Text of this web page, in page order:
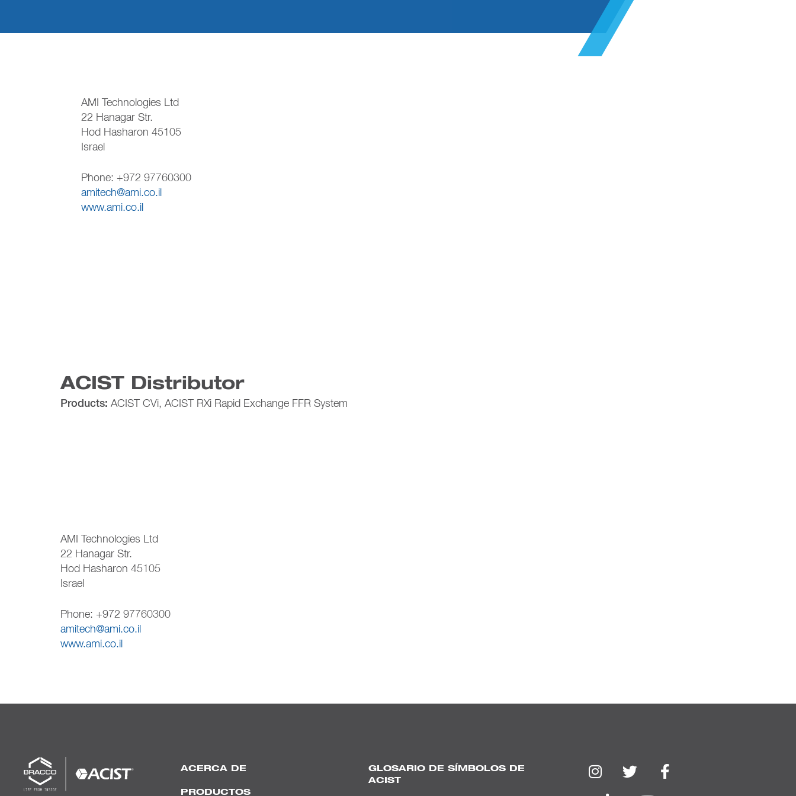
AMI Technologies Ltd
22 Hanagar Str.
Hod Hasharon 45105
Israel
Phone: +972 97760300
amitech@ami.co.il
www.ami.co.il
ACIST Distributor
Products: ACIST CVi, ACIST RXi Rapid Exchange FFR System
AMI Technologies Ltd
22 Hanagar Str.
Hod Hasharon 45105
Israel
Phone: +972 97760300
amitech@ami.co.il
www.ami.co.il
ACERCA DE
PRODUCTOS
GLOSARIO DE SÍMBOLOS DE
ACIST